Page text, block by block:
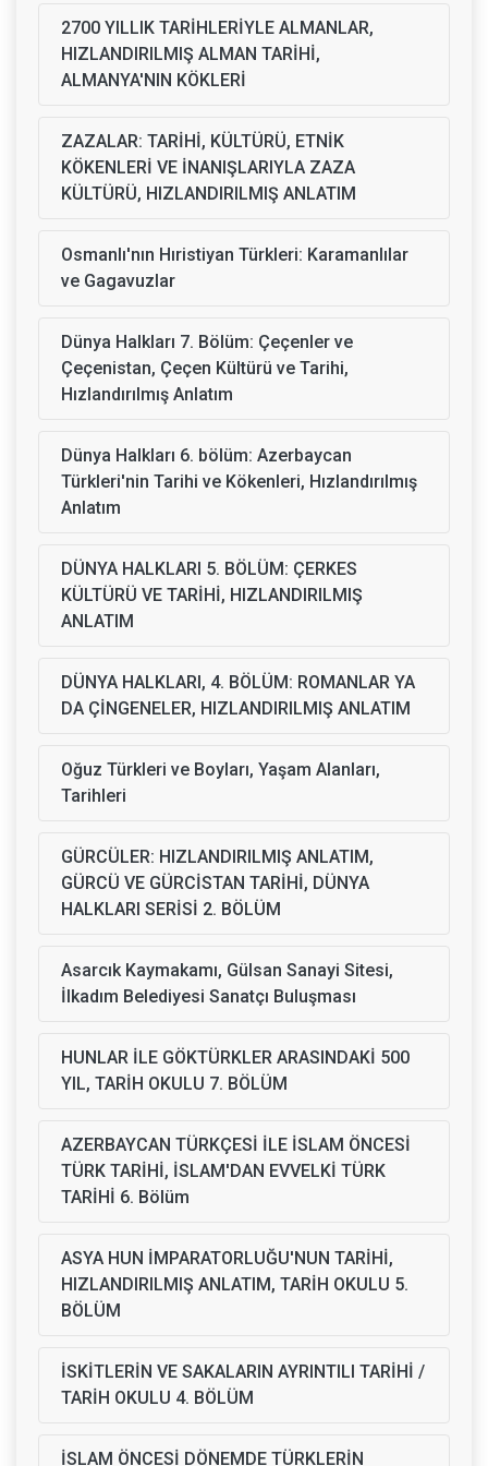
2700 YILLIK TARİHLERİYLE ALMANLAR,
HIZLANDIRILMIŞ ALMAN TARİHİ,
ALMANYA'NIN KÖKLERİ
ZAZALAR: TARİHİ, KÜLTÜRÜ, ETNİK
KÖKENLERİ VE İNANIŞLARIYLA ZAZA
KÜLTÜRÜ, HIZLANDIRILMIŞ ANLATIM
Osmanlı'nın Hıristiyan Türkleri: Karamanlılar
ve Gagavuzlar
Dünya Halkları 7. Bölüm: Çeçenler ve
Çeçenistan, Çeçen Kültürü ve Tarihi,
Hızlandırılmış Anlatım
Dünya Halkları 6. bölüm: Azerbaycan
Türkleri'nin Tarihi ve Kökenleri, Hızlandırılmış
Anlatım
DÜNYA HALKLARI 5. BÖLÜM: ÇERKES
KÜLTÜRÜ VE TARİHİ, HIZLANDIRILMIŞ
ANLATIM
DÜNYA HALKLARI, 4. BÖLÜM: ROMANLAR YA
DA ÇİNGENELER, HIZLANDIRILMIŞ ANLATIM
Oğuz Türkleri ve Boyları, Yaşam Alanları,
Tarihleri
GÜRCÜLER: HIZLANDIRILMIŞ ANLATIM,
GÜRCÜ VE GÜRCİSTAN TARİHİ, DÜNYA
HALKLARI SERİSİ 2. BÖLÜM
Asarcık Kaymakamı, Gülsan Sanayi Sitesi,
İlkadım Belediyesi Sanatçı Buluşması
HUNLAR İLE GÖKTÜRKLER ARASINDAKİ 500
YIL, TARİH OKULU 7. BÖLÜM
AZERBAYCAN TÜRKÇESİ İLE İSLAM ÖNCESİ
TÜRK TARİHİ, İSLAM'DAN EVVELKİ TÜRK
TARİHİ 6. Bölüm
ASYA HUN İMPARATORLUĞU'NUN TARİHİ,
HIZLANDIRILMIŞ ANLATIM, TARİH OKULU 5.
BÖLÜM
İSKİTLERİN VE SAKALARIN AYRINTILI TARİHİ /
TARİH OKULU 4. BÖLÜM
İSLAM ÖNCESİ DÖNEMDE TÜRKLERİN